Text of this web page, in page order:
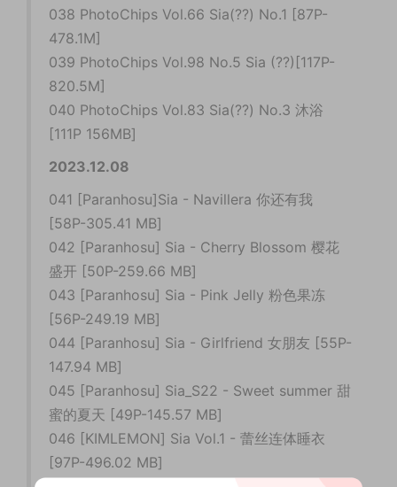
038 PhotoChips Vol.66 Sia(??) No.1 [87P-
478.1M]
039 PhotoChips Vol.98 No.5 Sia (??)[117P-
820.5M]
040 PhotoChips Vol.83 Sia(??) No.3 沐浴
[111P 156MB]
2023.12.08
041 [Paranhosu]Sia - Navillera 你还有我
[58P-305.41 MB]
042 [Paranhosu] Sia - Cherry Blossom 樱花
盛开 [50P-259.66 MB]
043 [Paranhosu] Sia - Pink Jelly 粉色果冻
[56P-249.19 MB]
044 [Paranhosu] Sia - Girlfriend 女朋友 [55P-
147.94 MB]
045 [Paranhosu] Sia_S22 - Sweet summer 甜
蜜的夏天 [49P-145.57 MB]
046 [KIMLEMON] Sia Vol.1 - 蕾丝连体睡衣
[97P-496.02 MB]